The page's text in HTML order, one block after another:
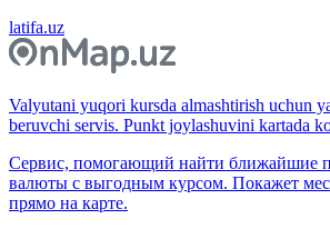
latifa.uz
Valyutani yuqori kursda almashtirish uchun
beruvchi servis. Punkt joylashuvini kartada
Сервис, помогающий найти ближайшие
валюты с выгодным курсом. Покажет
прямо на карте.